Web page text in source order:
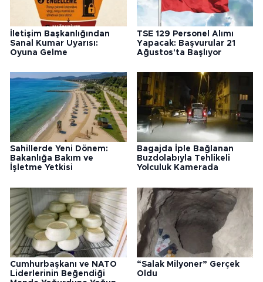
İletişim Başkanlığından
Sanal Kumar Uyarısı:
Oyuna Gelme
TSE 129 Personel Alımı
Yapacak: Başvurular 21
Ağustos'ta Başlıyor
Sahillerde Yeni Dönem:
Bakanlığa Bakım ve
İşletme Yetkisi
Bagajda İple Bağlanan
Buzdolabıyla Tehlikeli
Yolculuk Kamerada
Cumhurbaşkanı ve NATO
Liderlerinin Beğendiği
“Salak Milyoner” Gerçek
Oldu